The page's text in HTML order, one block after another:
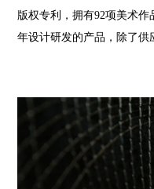
版权专利，拥有92项美术
年设计研发的产品，除了供